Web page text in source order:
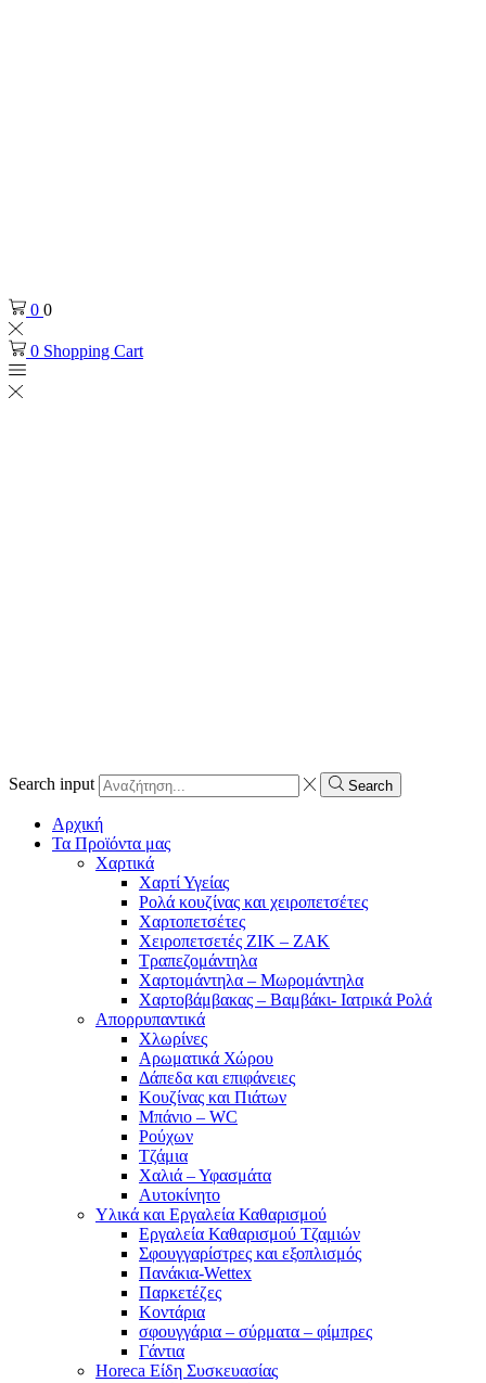
0 0
0 Shopping Cart
Search input Search
Αρχική
Τα Προϊόντα μας
Χαρτικά
Χαρτί Υγείας
Ρολά κουζίνας και χειροπετσέτες
Χαρτοπετσέτες
Χειροπετσετές ΖΙΚ – ΖΑΚ
Τραπεζομάντηλα
Χαρτομάντηλα – Μωρομάντηλα
Χαρτοβάμβακας – Βαμβάκι- Ιατρικά Ρολά
Απορρυπαντικά
Χλωρίνες
Αρωματικά Χώρου
Δάπεδα και επιφάνειες
Κουζίνας και Πιάτων
Μπάνιο – WC
Ρούχων
Τζάμια
Χαλιά – Υφασμάτα
Αυτοκίνητο
Υλικά και Εργαλεία Καθαρισμού
Εργαλεία Καθαρισμού Τζαμιών
Σφουγγαρίστρες και εξοπλισμός
Πανάκια-Wettex
Παρκετέζες
Κοντάρια
σφουγγάρια – σύρματα – φίμπρες
Γάντια
Horeca Είδη Συσκευασίας